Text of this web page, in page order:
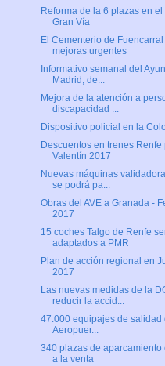
Reforma de la 6 plazas en
Gran Vía
El Cementerio de
mejoras urgentes
Informativo semanal del
Madrid; de...
Mejora de la atención a
discapacidad ...
Dispositivo policial en la
Descuentos en trenes Renfe
Valentín 2017
Nuevas máquinas
se podrá pa...
Obras del AVE a Granada -
2017
15 coches Talgo de Renfe
adaptados a PMR
Plan de acción regional en
2017
Las nuevas medidas de la
reducir la accid...
47.000 equipajes de salidad
Aeropuer...
340 plazas de aparcamiento
a la venta